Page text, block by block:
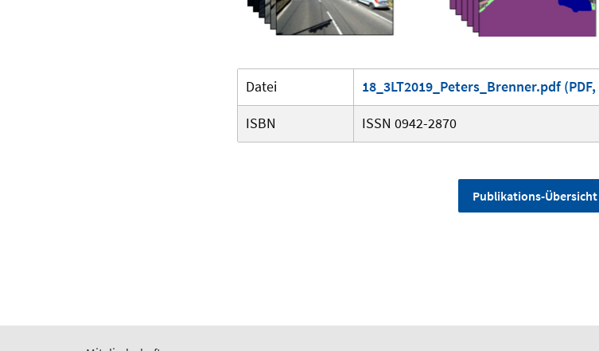
Datei
18_3LT2019_Peters_Brenner.pdf (PDF,
ISBN
ISSN 0942-2870
Publikations-Übersicht